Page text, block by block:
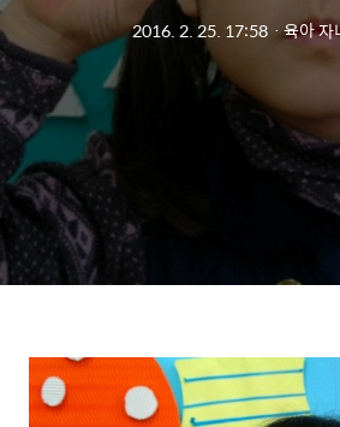
2016. 2. 25. 17:58 ㆍ육아